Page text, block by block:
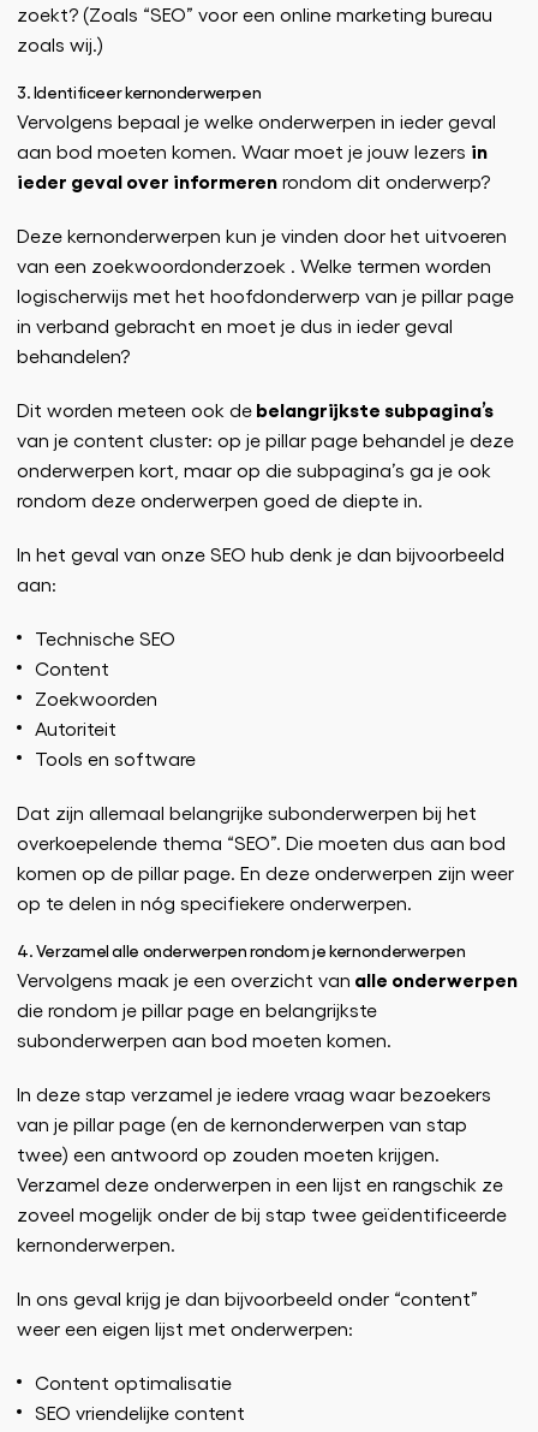
zoekt? (Zoals “SEO” voor een online marketing bureau
zoals wij.)
3. Identificeer kernonderwerpen
Vervolgens bepaal je welke onderwerpen in ieder geval
aan bod moeten komen. Waar moet je jouw lezers in
ieder geval over informeren rondom dit onderwerp?
Deze kernonderwerpen kun je vinden door het uitvoeren
van een zoekwoordonderzoek . Welke termen worden
logischerwijs met het hoofdonderwerp van je pillar page
in verband gebracht en moet je dus in ieder geval
behandelen?
Dit worden meteen ook de belangrijkste subpagina’s
van je content cluster: op je pillar page behandel je deze
onderwerpen kort, maar op die subpagina’s ga je ook
rondom deze onderwerpen goed de diepte in.
In het geval van onze SEO hub denk je dan bijvoorbeeld
aan:
Technische SEO
Content
Zoekwoorden
Autoriteit
Tools en software
Dat zijn allemaal belangrijke subonderwerpen bij het
overkoepelende thema “SEO”. Die moeten dus aan bod
komen op de pillar page. En deze onderwerpen zijn weer
op te delen in nóg specifiekere onderwerpen.
4. Verzamel alle onderwerpen rondom je kernonderwerpen
Vervolgens maak je een overzicht van alle onderwerpen
die rondom je pillar page en belangrijkste
subonderwerpen aan bod moeten komen.
In deze stap verzamel je iedere vraag waar bezoekers
van je pillar page (en de kernonderwerpen van stap
twee) een antwoord op zouden moeten krijgen.
Verzamel deze onderwerpen in een lijst en rangschik ze
zoveel mogelijk onder de bij stap twee geïdentificeerde
kernonderwerpen.
In ons geval krijg je dan bijvoorbeeld onder “content”
weer een eigen lijst met onderwerpen:
Content optimalisatie
SEO vriendelijke content